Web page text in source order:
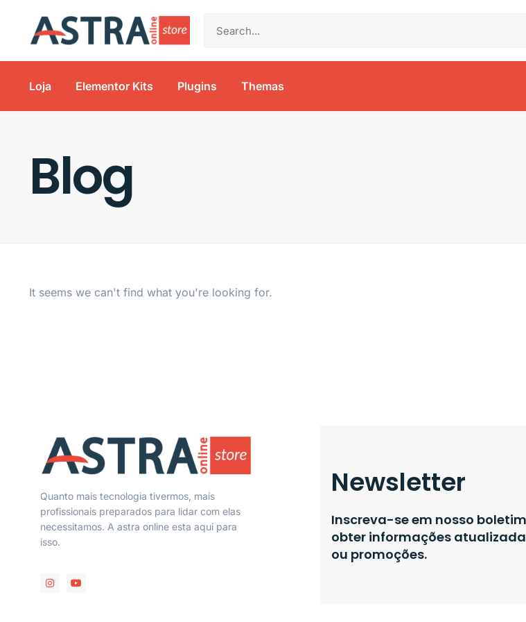
Loja Elementor Kits Plugins Themas
Blog
It seems we can't find what you're looking for.
Quanto mais tecnologia tivermos, mais
profissionais preparados para lidar com elas
necessitamos. A astra online esta aqui para
isso.
Newsletter
Inscreva-se em nosso
obter informações
ou promoções.